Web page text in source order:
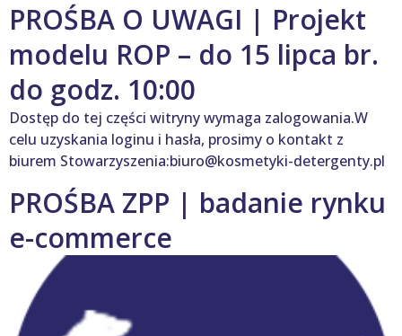
PROŚBA O UWAGI | Projekt
modelu ROP – do 15 lipca br.
do godz. 10:00
Dostęp do tej części witryny wymaga zalogowania.W
celu uzyskania loginu i hasła, prosimy o kontakt z
biurem Stowarzyszenia:biuro@kosmetyki-detergenty.pl
PROŚBA ZPP | badanie rynku
e-commerce